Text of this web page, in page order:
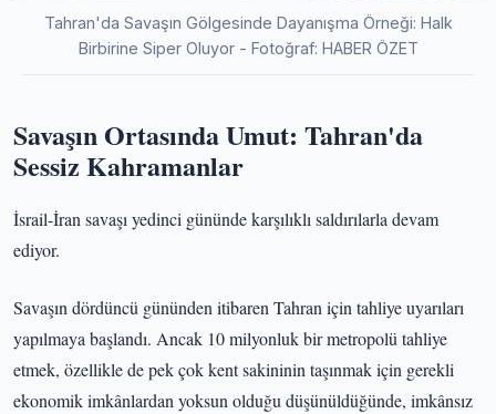
Tahran'da Savaşın Gölgesinde Dayanışma Örneği: Halk
Birbirine Siper Oluyor - Fotoğraf: HABER ÖZET
Savaşın Ortasında Umut: Tahran'da
Sessiz Kahramanlar
İsrail-İran savaşı yedinci gününde karşılıklı saldırılarla devam
ediyor.
Savaşın dördüncü gününden itibaren Tahran için tahliye uyarıları
yapılmaya başlandı. Ancak 10 milyonluk bir metropolü tahliye
etmek, özellikle de pek çok kent sakininin taşınmak için gerekli
ekonomik imkânlardan yoksun olduğu düşünüldüğünde, imkânsız